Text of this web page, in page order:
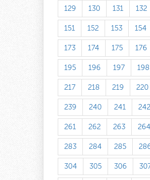
129 130 131 132
151 152 153 154
173 174 175 176
195 196 197 198
217 218 219 220
239 240 241 242
261 262 263 264
283 284 285
304 305 306